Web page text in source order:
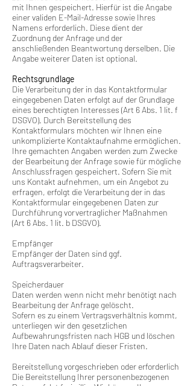
mit Ihnen gespeichert. Hierfür ist die Angabe
einer validen E-Mail-Adresse sowie Ihres
Namens erforderlich. Diese dient der
Zuordnung der Anfrage und der
anschließenden Beantwortung derselben. Die
Angabe weiterer Daten ist optional.
Rechtsgrundlage
Die Verarbeitung der in das Kontaktformular
eingegebenen Daten erfolgt auf der Grundlage
eines berechtigten Interesses (Art 6 Abs. 1 lit. f
DSGVO). Durch Bereitstellung des
Kontaktformulars möchten wir Ihnen eine
unkomplizierte Kontaktaufnahme ermöglichen.
Ihre gemachten Angaben werden zum Zwecke
der Bearbeitung der Anfrage sowie für mögliche
Anschlussfragen gespeichert. Sofern Sie mit
uns Kontakt aufnehmen, um ein Angebot zu
erfragen, erfolgt die Verarbeitung der in das
Kontaktformular eingegebenen Daten zur
Durchführung vorvertraglicher Maßnahmen
(Art 6 Abs. 1 lit. b DSGVO).
Empfänger
Empfänger der Daten sind ggf.
Auftragsverarbeiter.
Speicherdauer
Daten werden wenn nicht mehr benötigt nach
Bearbeitung der Anfrage gelöscht.
Sofern es zu einem Vertragsverhältnis kommt,
unterliegen wir den gesetzlichen
Aufbewahrungsfristen nach HGB und löschen
Ihre Daten nach Ablauf dieser Fristen.
Bereitstellung vorgeschrieben oder erforderlich
Die Bereitstellung Ihrer personenbezogenen